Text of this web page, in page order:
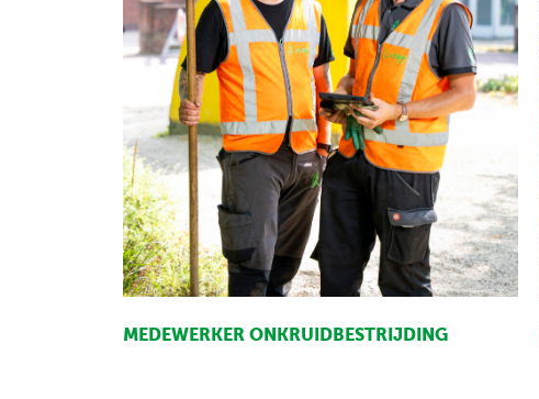
MEDEWERKER ONKRUIDBESTRIJDING